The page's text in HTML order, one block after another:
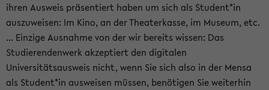
ihren Ausweis präsentiert haben um sich als Student*in
auszuweisen: Im Kino, an der Theaterkasse, im Museum, etc.
... Einzige Ausnahme von der wir bereits wissen: Das
Studierendenwerk akzeptiert den digitalen
Universitätsausweis nicht, wenn Sie sich also in der Mensa
als Student*in ausweisen müssen, benötigen Sie weiterhin